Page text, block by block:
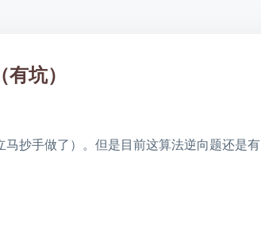
坑）
抄手做了）。但是目前这算法逆向题还是有